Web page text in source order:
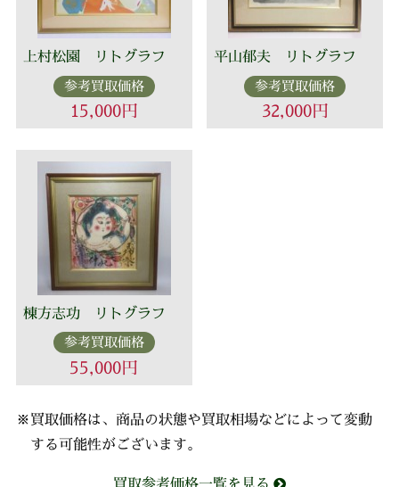
上村松園 リトグラフ
参考買取価格
15,000円
平山郁夫 リトグラフ
参考買取価格
32,000円
棟方志功 リトグラフ
参考買取価格
55,000円
※買取価格は、商品の状態や買取相場などによって変動
する可能性がございます。
買取参考価格一覧を見る